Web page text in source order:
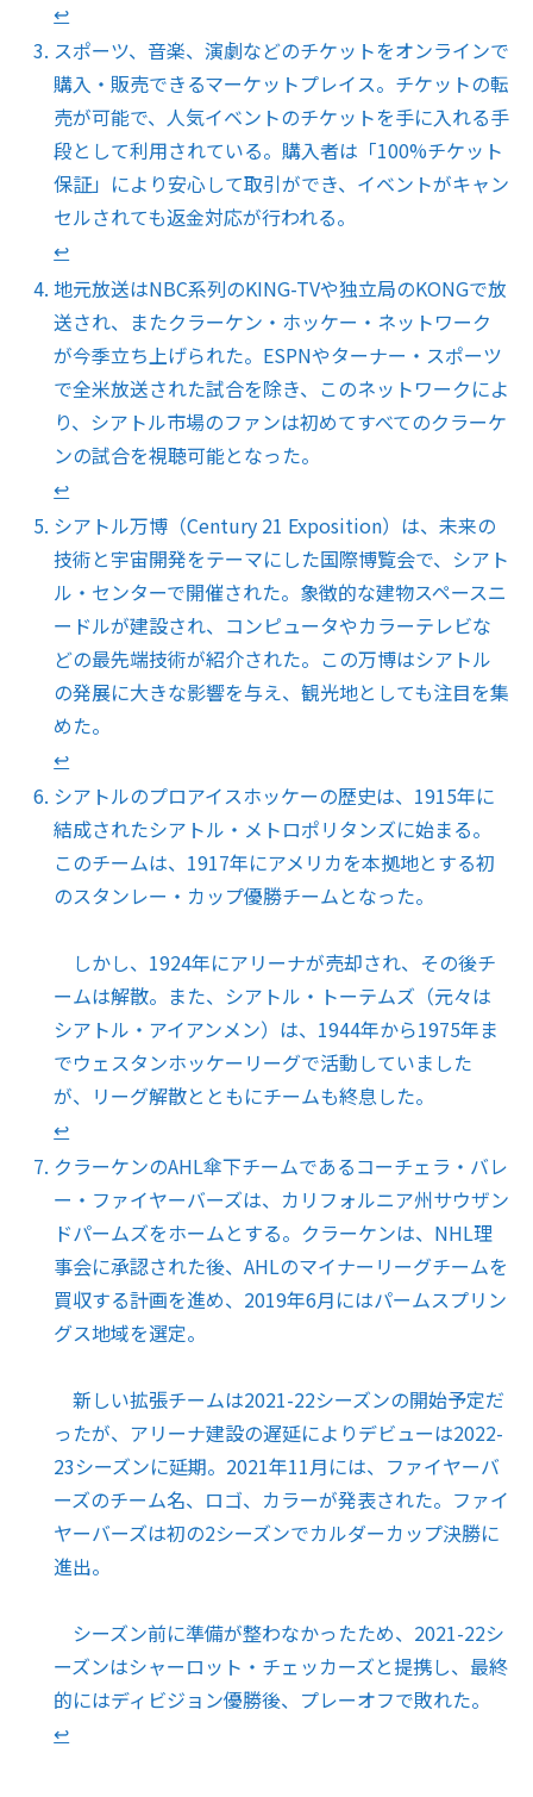
↩︎
スポーツ、音楽、演劇などのチケットをオンラインで
購入・販売できるマーケットプレイス。チケットの転
売が可能で、人気イベントのチケットを手に入れる手
段として利用されている。購入者は「100%チケット
保証」により安心して取引ができ、イベントがキャン
セルされても返金対応が行われる。
↩︎
地元放送はNBC系列のKING-TVや独立局のKONGで放
送され、またクラーケン・ホッケー・ネットワーク
が今季立ち上げられた。ESPNやターナー・スポーツ
で全米放送された試合を除き、このネットワークによ
り、シアトル市場のファンは初めてすべてのクラーケ
ンの試合を視聴可能となった。
↩︎
シアトル万博（Century 21 Exposition）は、未来の
技術と宇宙開発をテーマにした国際博覧会で、シアト
ル・センターで開催された。象徴的な建物スペースニ
ードルが建設され、コンピュータやカラーテレビな
どの最先端技術が紹介された。この万博はシアトル
の発展に大きな影響を与え、観光地としても注目を集
めた。
↩︎
シアトルのプロアイスホッケーの歴史は、1915年に
結成されたシアトル・メトロポリタンズに始まる。
このチームは、1917年にアメリカを本拠地とする初
のスタンレー・カップ優勝チームとなった。
しかし、1924年にアリーナが売却され、その後チ
ームは解散。また、シアトル・トーテムズ（元々は
シアトル・アイアンメン）は、1944年から1975年ま
でウェスタンホッケーリーグで活動していました
が、リーグ解散とともにチームも終息した。
↩︎
クラーケンのAHL傘下チームであるコーチェラ・バレ
ー・ファイヤーバーズは、カリフォルニア州サウザン
ドパームズをホームとする。クラーケンは、NHL理
事会に承認された後、AHLのマイナーリーグチームを
買収する計画を進め、2019年6月にはパームスプリン
グス地域を選定。
新しい拡張チームは2021-22シーズンの開始予定だ
ったが、アリーナ建設の遅延によりデビューは2022-
23シーズンに延期。2021年11月には、ファイヤーバ
ーズのチーム名、ロゴ、カラーが発表された。ファイ
ヤーバーズは初の2シーズンでカルダーカップ決勝に
進出。
シーズン前に準備が整わなかったため、2021-22シ
ーズンはシャーロット・チェッカーズと提携し、最終
的にはディビジョン優勝後、プレーオフで敗れた。
↩︎